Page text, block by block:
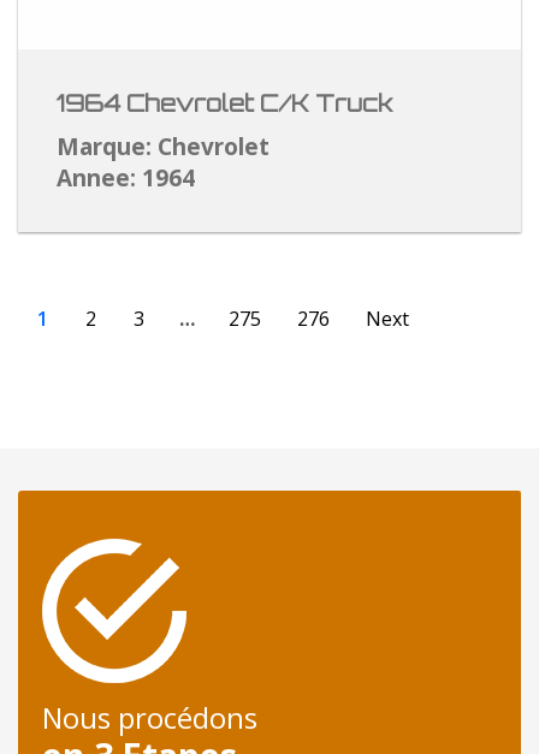
1964 Chevrolet C/K Truck
Marque: Chevrolet
Annee: 1964
1 2 3 … 275 276 Next
Nous procédons